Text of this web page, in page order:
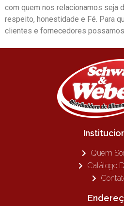
com quem nos relacionamos seja
respeito, honestidade e Fé. Para
clientes e fornecedores
Quem
Catálogo